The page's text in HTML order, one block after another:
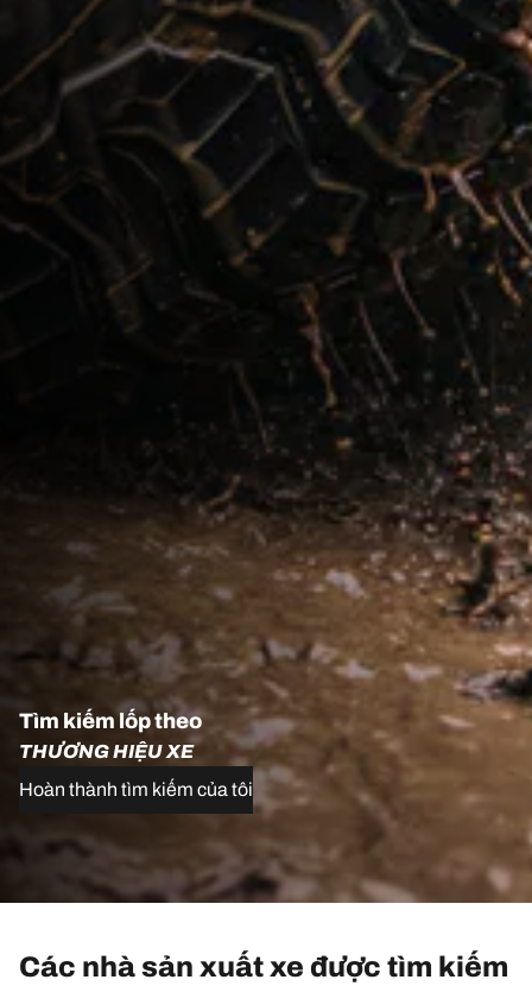
Tìm kiếm lốp theo
THƯƠNG HIỆU XE
Hoàn thành tìm kiếm của tôi
Các nhà sản xuất xe được tìm kiếm